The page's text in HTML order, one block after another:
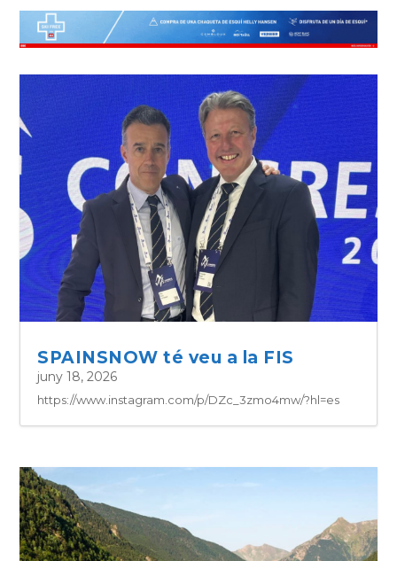
SPAINSNOW té veu a la FIS
juny 18, 2026
https://www.instagram.com/p/DZc_3zmo4mw/?hl=es